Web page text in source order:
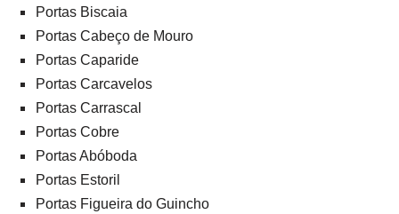
Portas Biscaia
Portas Cabeço de Mouro
Portas Caparide
Portas Carcavelos
Portas Carrascal
Portas Cobre
Portas Abóboda
Portas Estoril
Portas Figueira do Guincho